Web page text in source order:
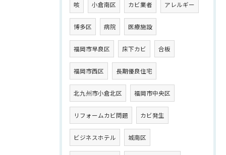
咳 小倉南区 カビ業者 アレルギー
博多区 病院 医療施設
福岡市早良区 床下カビ 合板
福岡市西区 長期優良住宅
北九州市小倉北区 福岡市中央区
リフォームカビ問題 カビ発生
ビジネスホテル 城南区